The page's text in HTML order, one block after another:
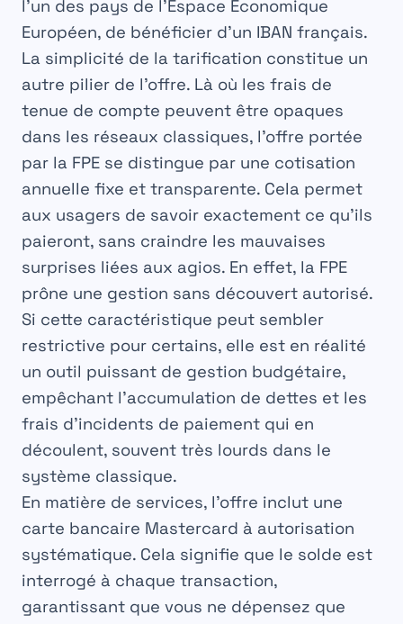
l’un des pays de l’Espace Économique
Européen, de bénéficier d’un IBAN français.
La simplicité de la tarification constitue un
autre pilier de l’offre. Là où les frais de
tenue de compte peuvent être opaques
dans les réseaux classiques, l’offre portée
par la FPE se distingue par une cotisation
annuelle fixe et transparente. Cela permet
aux usagers de savoir exactement ce qu’ils
paieront, sans craindre les mauvaises
surprises liées aux agios. En effet, la FPE
prône une gestion sans découvert autorisé.
Si cette caractéristique peut sembler
restrictive pour certains, elle est en réalité
un outil puissant de gestion budgétaire,
empêchant l’accumulation de dettes et les
frais d’incidents de paiement qui en
découlent, souvent très lourds dans le
système classique.
En matière de services, l’offre inclut une
carte bancaire Mastercard à autorisation
systématique. Cela signifie que le solde est
interrogé à chaque transaction,
garantissant que vous ne dépensez que